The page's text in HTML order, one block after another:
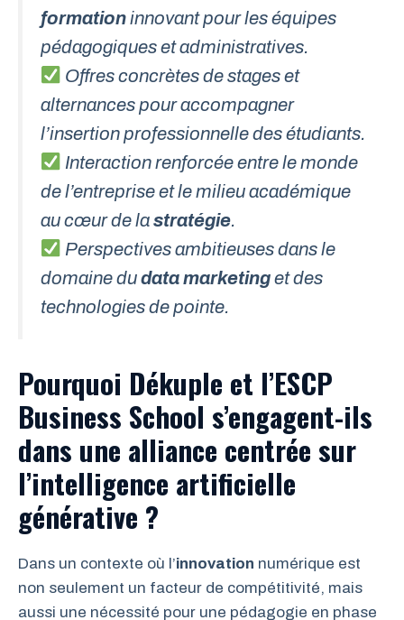
formationinnovant pour les équipes
pédagogiques et administratives.
Offres concrètes de stages et
alternances pour accompagner
l’insertion professionnelle des étudiants.
Interaction renforcée entre le monde
de l’entreprise et le milieu académique
au cœur de lastratégie.
Perspectives ambitieuses dans le
domaine dudata marketinget des
technologies de pointe.
Pourquoi Dékuple et l’ESCP
Business School s’engagent-ils
dans une alliance centrée sur
l’intelligence artificielle
générative ?
Dans un contexte où l’innovation numérique est
non seulement un facteur de compétitivité, mais
aussi une nécessité pour une pédagogie en phase